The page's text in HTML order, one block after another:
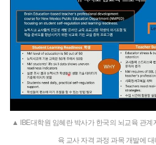
▲ IBE대학원 임혜란 박사가 한국의 뇌교육 관
육 교사 자격 과정 과목 개발에